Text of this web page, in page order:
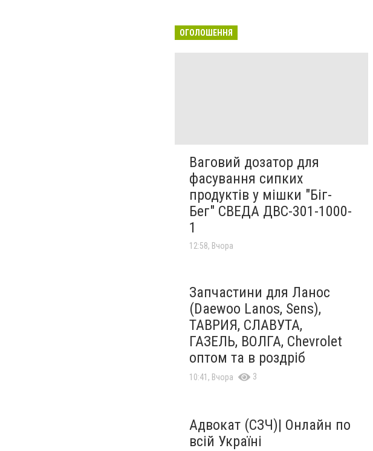
ОГОЛОШЕННЯ
Ваговий дозатор для
фасування сипких
продуктів у мішки "Біг-
Бег" СВЕДА ДВС-301-1000-
1
12:58, Вчора
Запчастини для Ланос
(Daewoo Lanos, Sens),
ТАВРИЯ, СЛАВУТА,
ГАЗЕЛЬ, ВОЛГА, Chevrolet
оптом та в роздріб
10:41, Вчора 3
Адвокат (СЗЧ)| Онлайн по
всій Україні